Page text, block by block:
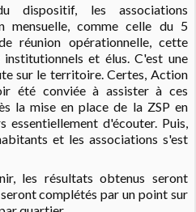
dispositif, les associations
mensuelle, comme celle du 5
réunion opérationnelle, cette
et élus. C'est une
sur le territoire. Certes, Action
été conviée à assister à ces
la mise en place de la ZSP en
d'écouter. Puis,
et les associations s'est
les résultats obtenus seront
complétés par un point sur